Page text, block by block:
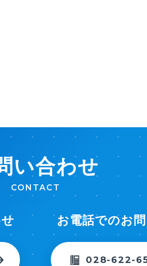
い合わせ
CONTACT
お電話でのお
028-622-